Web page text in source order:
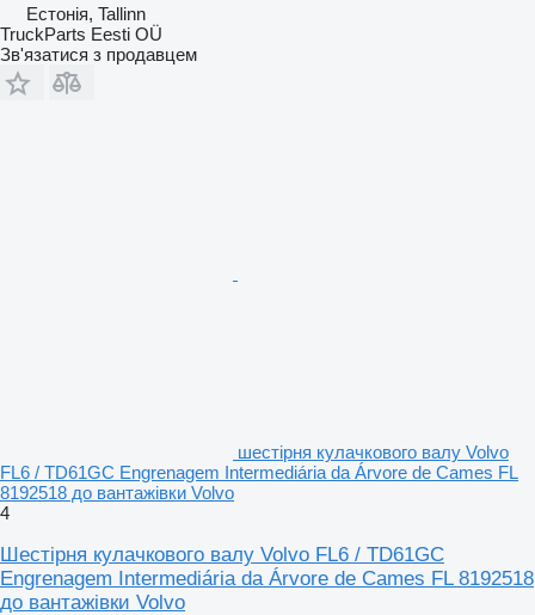
Естонія, Tallinn
TruckParts Eesti OÜ
Зв'язатися з продавцем
шестірня кулачкового валу Volvo
FL6 / TD61GC Engrenagem Intermediária da Árvore de Cames FL
8192518 до вантажівки Volvo
4
Шестірня кулачкового валу Volvo FL6 / TD61GC
Engrenagem Intermediária da Árvore de Cames FL 8192518
до вантажівки Volvo